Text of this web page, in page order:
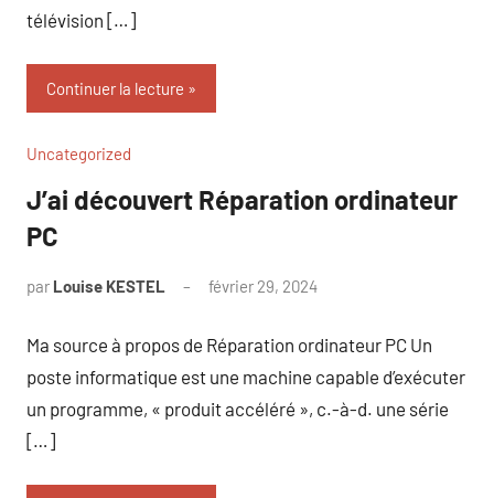
télévision […]
Continuer la lecture
Uncategorized
J’ai découvert Réparation ordinateur
PC
par Louise KESTEL février 29, 2024
Ma source à propos de Réparation ordinateur PC Un
poste informatique est une machine capable d’exécuter
un programme, « produit accéléré », c.-à-d. une série
[…]